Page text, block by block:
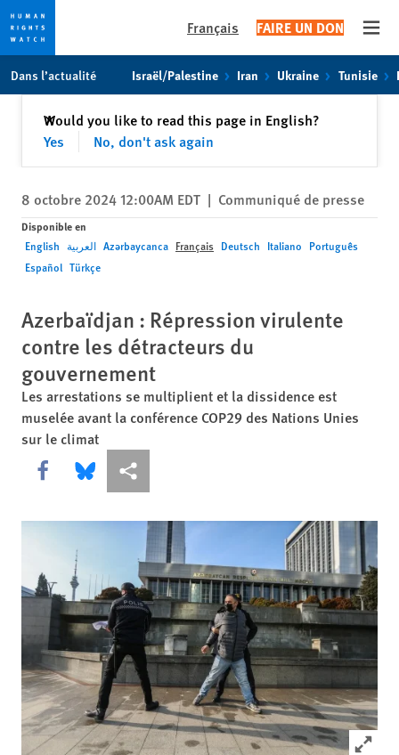
toto
content
Français FAIRE UN DON
Dans l’actualité Israël/Palestine Iran Ukraine Tunisie
Would you like to read this page in English?
Yes
No, don't ask again
✕Fermer
8 octobre 2024 12:00AM EDT | Communiqué de presse
Disponible en
English العربية Azərbaycanca Français Deutsch Italiano Português
Español Türkçe
Azerbaïdjan : Répression virulente
contre les détracteurs du
gouvernement
Les arrestations se multiplient et la dissidence est
muselée avant la conférence COP29 des Nations Unies
sur le climat
Share this via Facebook
Share this via Bluesky
Share this via Partagez
Click